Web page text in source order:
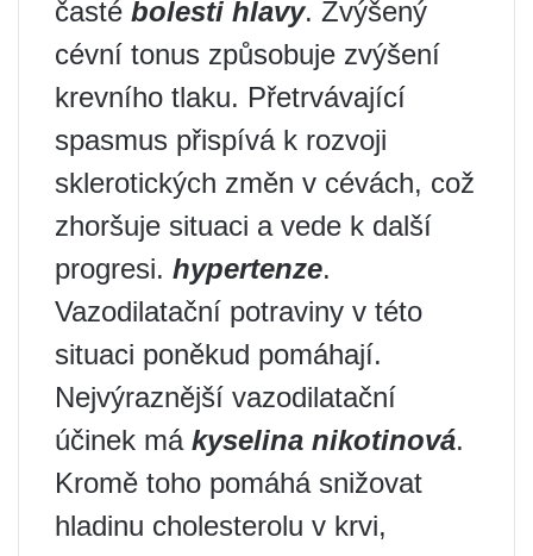
časté bolesti hlavy. Zvýšený
cévní tonus způsobuje zvýšení
krevního tlaku. Přetrvávající
spasmus přispívá k rozvoji
sklerotických změn v cévách, což
zhoršuje situaci a vede k další
progresi. hypertenze.
Vazodilatační potraviny v této
situaci poněkud pomáhají.
Nejvýraznější vazodilatační
účinek má kyselina nikotinová.
Kromě toho pomáhá snižovat
hladinu cholesterolu v krvi,